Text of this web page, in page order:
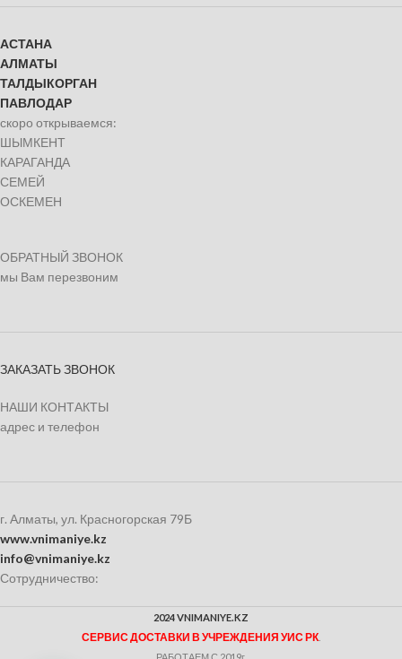
АСТАНА
АЛМАТЫ
ТАЛДЫКОРГАН
ПАВЛОДАР
скоро открываемся:
ШЫМКЕНТ
КАРАГАНДА
СЕМЕЙ
ОСКЕМЕН
ОБРАТНЫЙ ЗВОНОК
мы Вам перезвоним
ЗАКАЗАТЬ ЗВОНОК
НАШИ КОНТАКТЫ
адрес и телефон
г. Алматы, ул. Красногорская 79Б
www.vnimaniye.kz
info@vnimaniye.kz
Сотрудничество:
2024 VNIMANIYE.KZ
СЕРВИС ДОСТАВКИ В УЧРЕЖДЕНИЯ УИС РК